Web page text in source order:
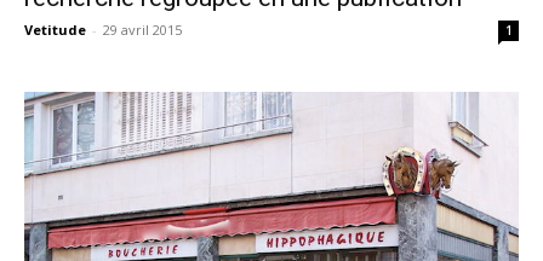
Vetitude - 29 avril 2015 1